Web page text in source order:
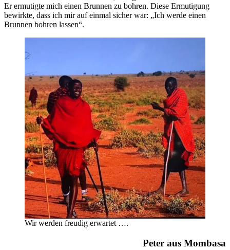
Er ermutigte mich einen Brunnen zu bohren. Diese Ermutigung
bewirkte, dass ich mir auf einmal sicher war: „Ich werde einen
Brunnen bohren lassen“.
Wir werden freudig erwartet ….
Peter aus Mombasa